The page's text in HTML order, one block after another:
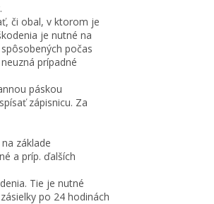
či obal, v ktorom je
je nutné na
počas
prípadné
páskou
zápisnicu. Za
základe
a príp. ďalších
Tie je nutné
po 24 hodinách